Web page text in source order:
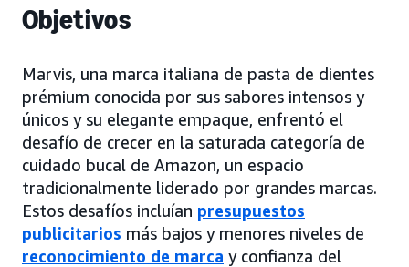
Objetivos
Marvis, una marca italiana de pasta de dientes
prémium conocida por sus sabores intensos y
únicos y su elegante empaque, enfrentó el
desafío de crecer en la saturada categoría de
cuidado bucal de Amazon, un espacio
tradicionalmente liderado por grandes marcas.
Estos desafíos incluían presupuestos
publicitarios más bajos y menores niveles de
reconocimiento de marca y confianza del